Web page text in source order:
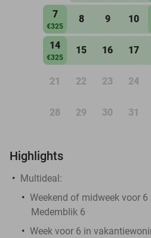
7
€325
8 9 10
14
€325
15 16 17
21 22 23 24
28 29 30 31
Highlights
Multideal:
Weekend of midweek voor
Medemblik 6
Week voor 6 in